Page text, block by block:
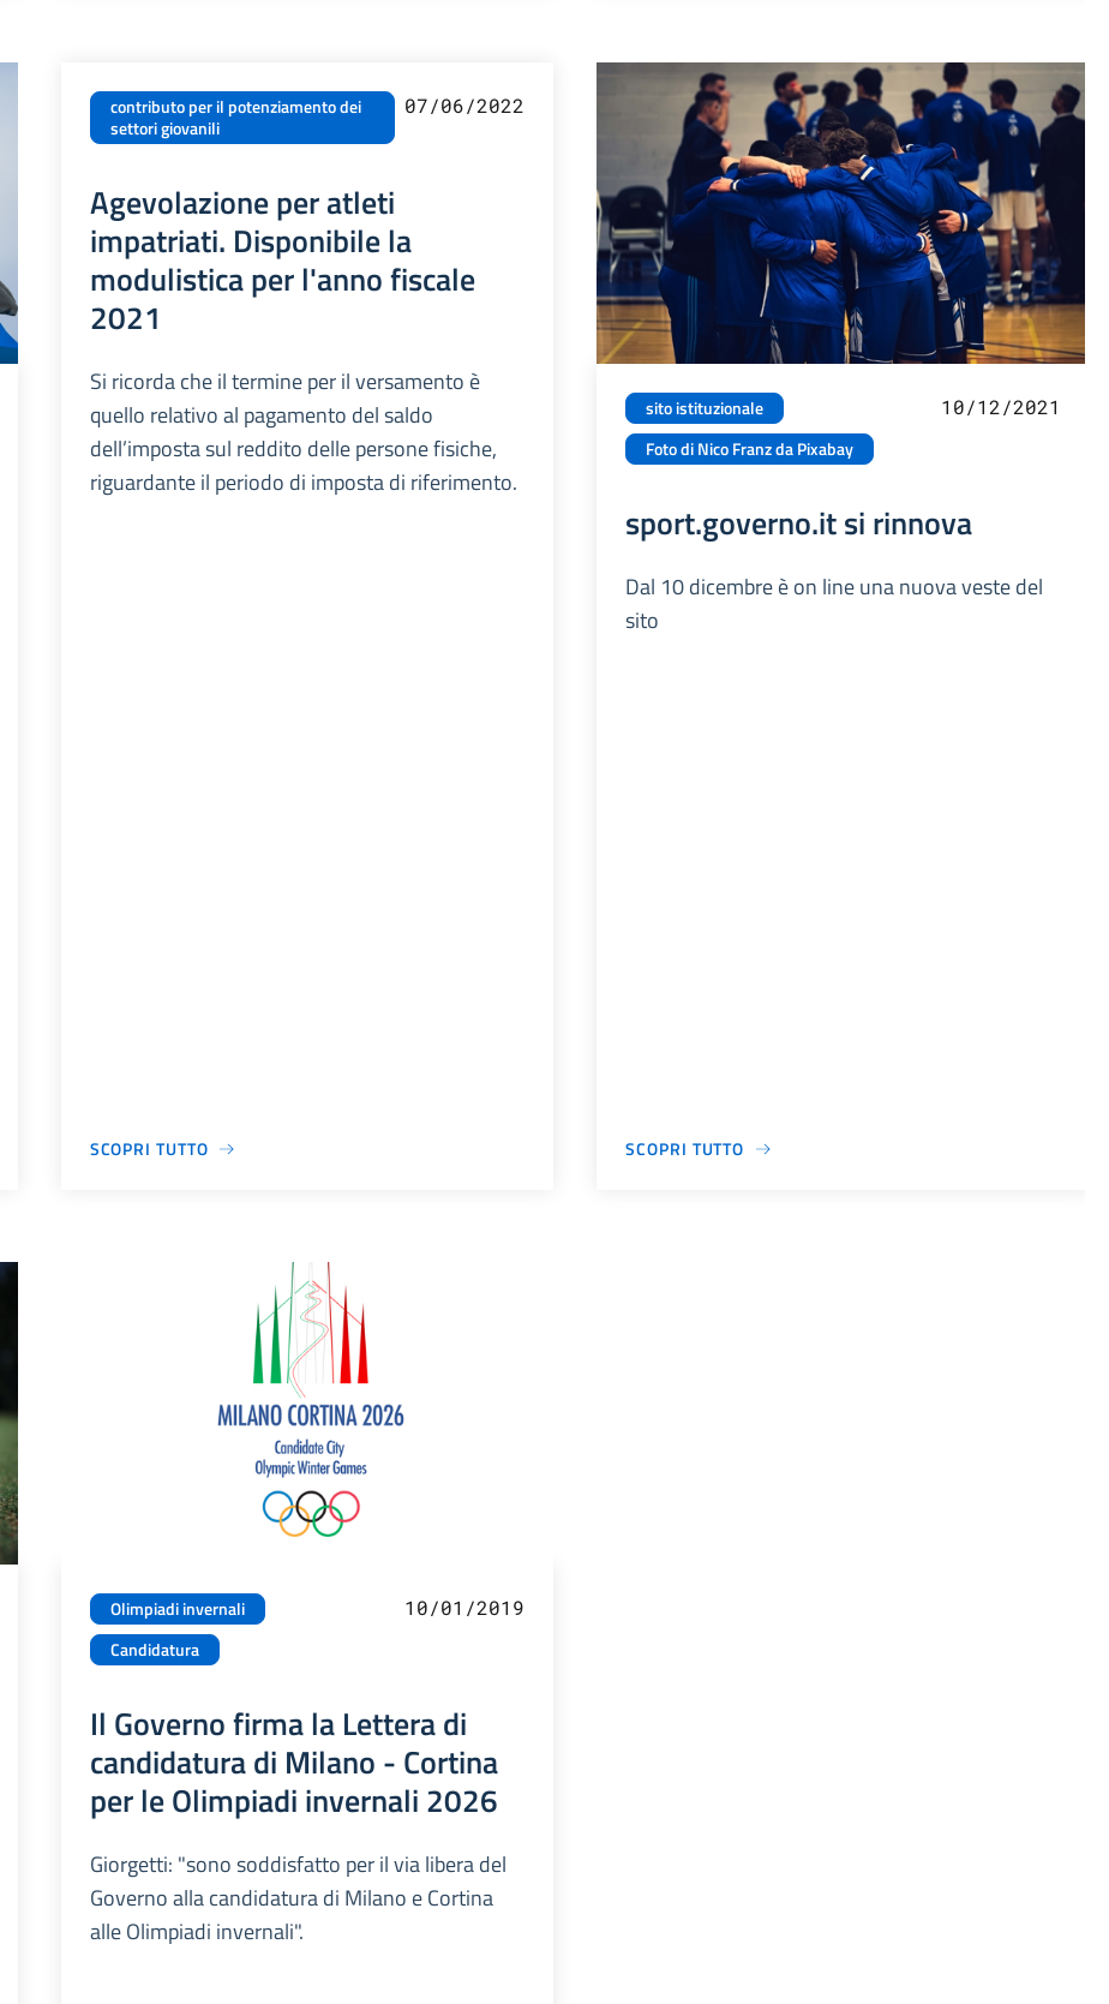
contributo per il potenziamento dei
settori giovanili
07/06/2022
Agevolazione per atleti
impatriati. Disponibile la
modulistica per l'anno fiscale
2021
Si ricorda che il termine per il versamento è
quello relativo al pagamento del saldo
dell’imposta sul reddito delle persone fisiche,
riguardante il periodo di imposta di riferimento.
SCOPRI TUTTO
sito istituzionale
Foto di Nico Franz da Pixabay
10/12/2021
sport.governo.it si rinnova
Dal 10 dicembre è on line una nuova veste del
sito
SCOPRI TUTTO
Olimpiadi invernali
Candidatura
10/01/2019
Il Governo firma la Lettera di
candidatura di Milano - Cortina
per le Olimpiadi invernali 2026
Giorgetti: "sono soddisfatto per il via libera del
Governo alla candidatura di Milano e Cortina
alle Olimpiadi invernali".